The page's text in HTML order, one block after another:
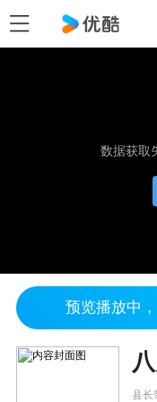
数据获取
预览播放中
县长